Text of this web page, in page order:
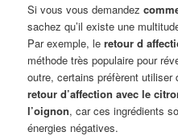
Si vous vous demandez
sachez qu’il existe une
Par exemple, leretour d
méthode très populaire pour
outre, certains préfèrent
retour d’affection avec le
l’oignon, car ces ingrédients
énergies négatives.